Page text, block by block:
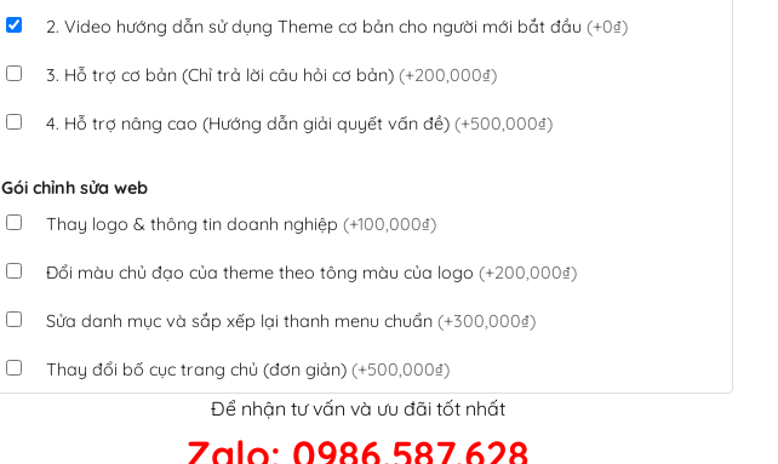
2. Video hướng dẫn sử dụng Theme cơ bản cho người mới bắt đầu (+0₫)
3. Hỗ trợ cơ bản (Chỉ trả lời câu hỏi cơ bản) (+200,000₫)
4. Hỗ trợ nâng cao (Hướng dẫn giải quyết vấn đề) (+500,000₫)
Gói chỉnh sửa web
Thay logo & thông tin doanh nghiệp (+100,000₫)
Đổi màu chủ đạo của theme theo tông màu của logo (+200,000₫)
Sửa danh mục và sắp xếp lại thanh menu chuẩn (+300,000₫)
Thay đổi bố cục trang chủ (đơn giản) (+500,000₫)
Tích hợp thanh toán QR Code ngân hàng(+100,000₫)
Để nhận tư vấn và ưu đãi tốt nhất
Zalo: 0986.587.628